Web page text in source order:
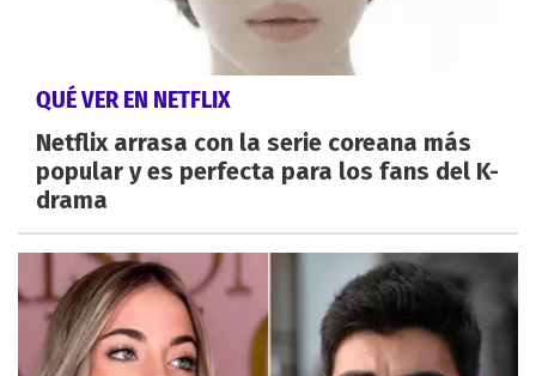
QUÉ VER EN NETFLIX
Netflix arrasa con la serie coreana más
popular y es perfecta para los fans del K-
drama